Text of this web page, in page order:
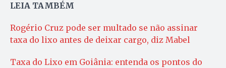
LEIA TAMBÉM
Rogério Cruz pode ser multado se não assinar
taxa do lixo antes de deixar cargo, diz Mabel
Taxa do Lixo em Goiânia: entenda os pontos do